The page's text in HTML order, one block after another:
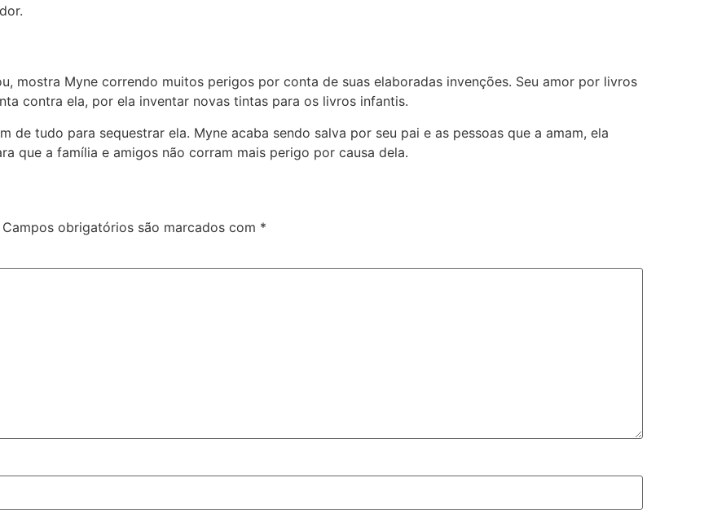
mostra Myne correndo muitos perigos por conta de suas elaboradas invenções. Seu amor por livros
contra ela, por ela inventar novas tintas para os livros infantis.
de tudo para sequestrar ela. Myne acaba sendo salva por seu pai e as pessoas que a amam, ela
que a família e amigos não corram mais perigo por causa dela.
Campos obrigatórios são marcados com *